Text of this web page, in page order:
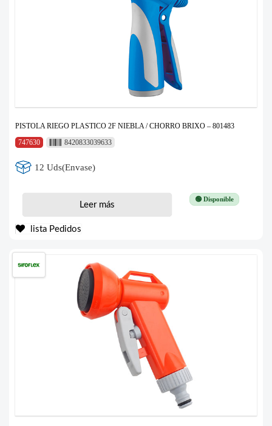
PISTOLA RIEGO PLASTICO 2F NIEBLA / CHORRO BRIXO – 801483
747630
8420833039633
12 Uds(Envase)
🟢 Disponible
Leer más
lista Pedidos